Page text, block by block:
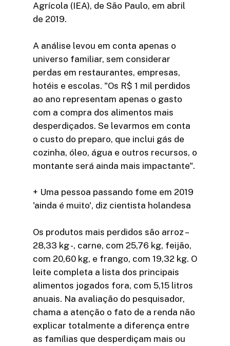
Agrícola (IEA), de São Paulo, em abril
de 2019.
A análise levou em conta apenas o
universo familiar, sem considerar
perdas em restaurantes, empresas,
hotéis e escolas. "Os R$ 1 mil perdidos
ao ano representam apenas o gasto
com a compra dos alimentos mais
desperdiçados. Se levarmos em conta
o custo do preparo, que inclui gás de
cozinha, óleo, água e outros recursos, o
montante será ainda mais impactante".
+ Uma pessoa passando fome em 2019
'ainda é muito', diz cientista holandesa
Os produtos mais perdidos são arroz –
28,33 kg -, carne, com 25,76 kg, feijão,
com 20,60 kg, e frango, com 19,32 kg. O
leite completa a lista dos principais
alimentos jogados fora, com 5,15 litros
anuais. Na avaliação do pesquisador,
chama a atenção o fato de a renda não
explicar totalmente a diferença entre
as famílias que desperdiçam mais ou